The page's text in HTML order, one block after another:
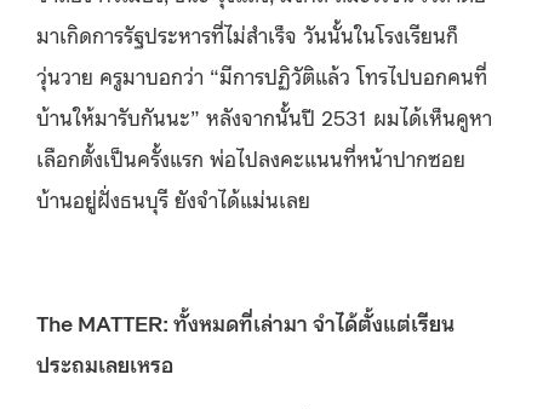
มาเกิดการรัฐประหารที่ไม่สำเร็จ วันนั้นในโรงเรียนก็
วุ่นวาย ครูมาบอกว่า “มีการปฏิวัติแล้ว โทรไปบอกคนที่
บ้านให้มารับกันนะ” หลังจากนั้นปี 2531 ผมได้เห็นคูหา
เลือกตั้งเป็นครั้งแรก พ่อไปลงคะแนนที่หน้าปากซอย
บ้านอยู่ฝั่งธนบุรี ยังจำได้แม่นเลย
The MATTER: ทั้งหมดที่เล่ามา จำได้ตั้งแต่เรียน
ประถมเลยเหรอ